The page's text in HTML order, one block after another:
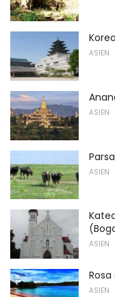
ASIEN
ASIEN
ASIEN
ASIEN
ASIEN